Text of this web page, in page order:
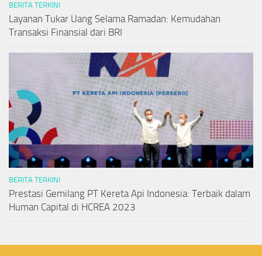
BERITA TERKINI
Layanan Tukar Uang Selama Ramadan: Kemudahan
Transaksi Finansial dari BRI
BERITA TERKINI
Prestasi Gemilang PT Kereta Api Indonesia: Terbaik dalam
Human Capital di HCREA 2023